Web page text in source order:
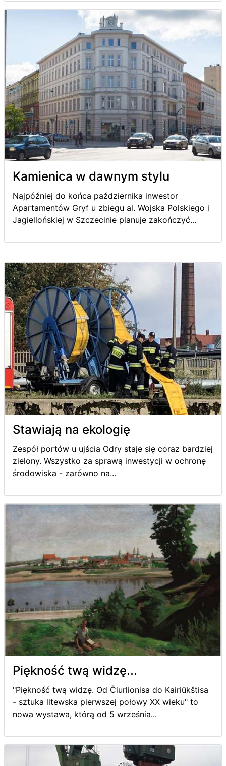
Kamienica w dawnym stylu
Najpóźniej do końca października inwestor
Apartamentów Gryf u zbiegu al. Wojska Polskiego i
Jagiellońskiej w Szczecinie planuje zakończyć...
Stawiają na ekologię
Zespół portów u ujścia Odry staje się coraz bardziej
zielony. Wszystko za sprawą inwestycji w ochronę
środowiska - zarówno na...
Piękność twą widzę...
"Piękność twą widzę. Od Čiurlionisa do Kairiūkštisa
- sztuka litewska pierwszej połowy XX wieku" to
nowa wystawa, którą od 5 września...